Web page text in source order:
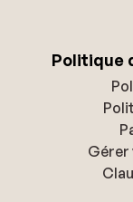
Politique
Gérer